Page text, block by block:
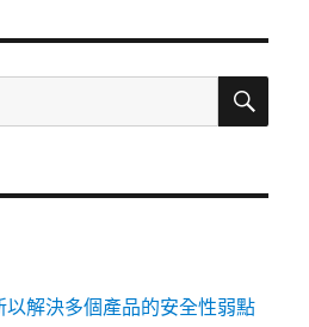
搜
解決多個產品的安全性弱點